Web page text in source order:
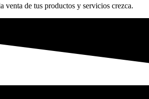
venta de tus productos y servicios crezca.